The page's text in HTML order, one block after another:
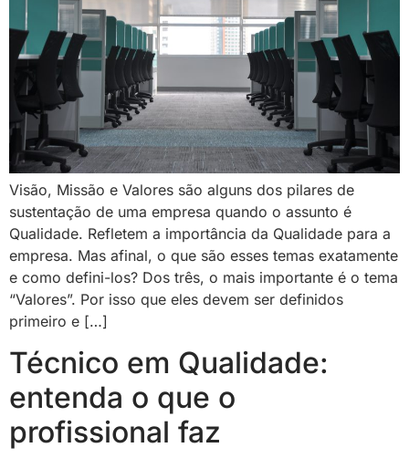
Visão, Missão e Valores são alguns dos pilares de
sustentação de uma empresa quando o assunto é
Qualidade. Refletem a importância da Qualidade para a
empresa. Mas afinal, o que são esses temas exatamente
e como defini-los? Dos três, o mais importante é o tema
“Valores”. Por isso que eles devem ser definidos
primeiro e […]
Técnico em Qualidade:
entenda o que o
profissional faz